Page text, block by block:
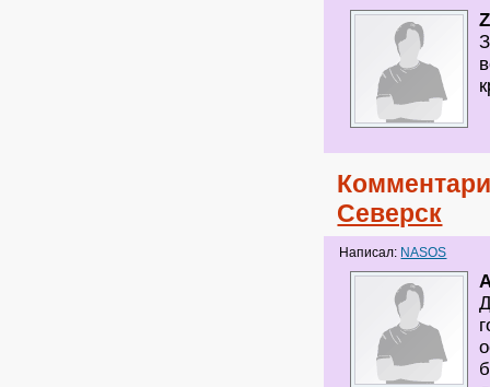
Северск
Написал: NASOS